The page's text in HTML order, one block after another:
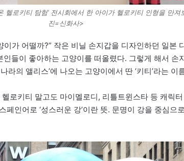
헬로키티 탐험’ 전시회에서 한 아이가 헬로키티 인형을 만
진=신화사>
가 어떨까?” 작은 비닐 손지갑을 디자인하던 일본
인들이 좋아하는 고양이를 떠올렸다. 그렇게 해서 손
라의 앨리스’에 나오는 고양이에서 딴 ‘키티’라는 이
헬로키티 말고도 마이멜로디, 리틀트윈스타 등 캐릭
페인어로 ‘성스러운 강’이란 뜻. 문명이 강을 중심으